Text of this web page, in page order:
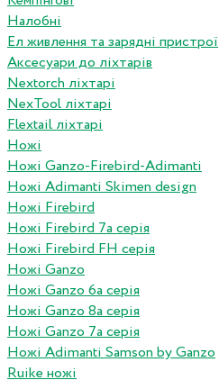
Налобні
Ел живлення та зарядні пристрої
Аксесуари до ліхтарів
Nextorch ліхтарі
NexTool ліхтарі
Flextail ліхтарі
Ножі
Ножі Ganzo-Firebird-Adimanti
Ножі Adimanti Skimen design
Ножі Firebird
Ножі Firebird 7а серія
Ножі Firebird FH серія
Ножі Ganzo
Ножі Ganzo 6а серія
Ножі Ganzo 8а серія
Ножі Ganzo 7а серія
Ножі Adimanti Samson by Ganzo
Ruike ножі